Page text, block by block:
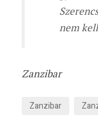
nem
Zanzibar
Zanzibar